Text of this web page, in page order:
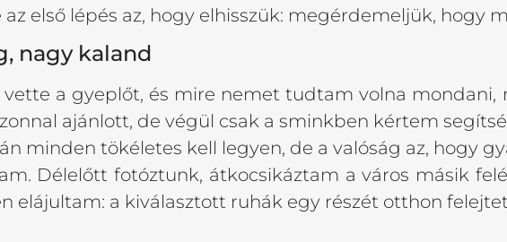
első lépés az, hogy elhisszük: megérdemeljük, hogy
nagy kaland
vette a gyeplőt, és mire nemet tudtam volna
ajánlott, de végül csak a sminkben kértem
minden tökéletes kell legyen, de a valóság az, hogy
Délelőtt fotóztunk, átkocsikáztam a város másik
elájultam: a kiválasztott ruhák egy részét otthon